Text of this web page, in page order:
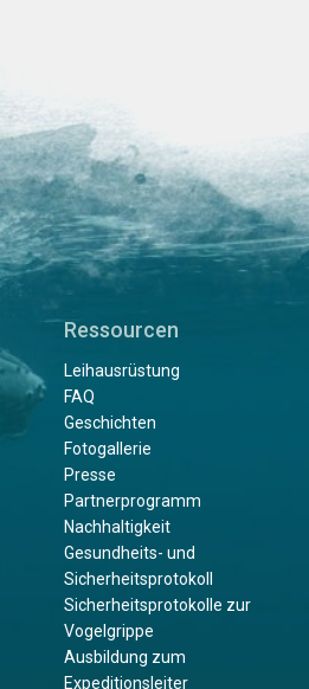
Ressourcen
Leihausrüstung
FAQ
Geschichten
Fotogallerie
Presse
Partnerprogramm
Nachhaltigkeit
Gesundheits- und
Sicherheitsprotokoll
Sicherheitsprotokolle zur
Vogelgrippe
Ausbildung zum
Expeditionsleiter